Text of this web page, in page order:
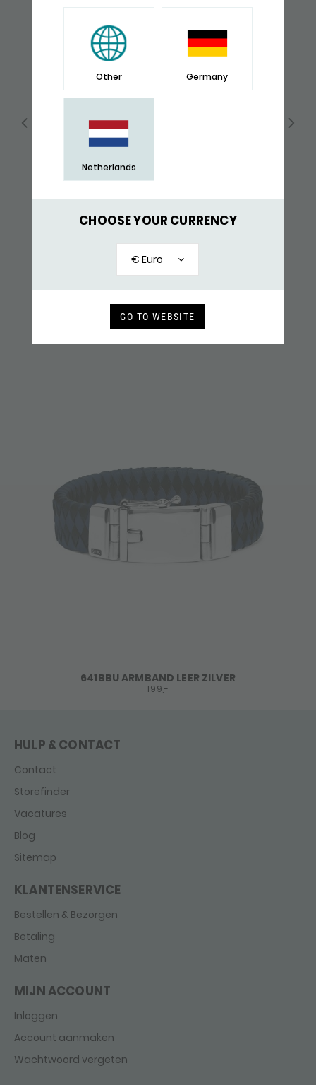
Other Germany
Netherlands
CHOOSE YOUR CURRENCY
€ Euro
GO TO WEBSITE
640BON ZEGELRING
119,-
RECENT BEKEKEN
641BBU ARMBAND LEER ZILVER
199,-
HULP & CONTACT
Contact
Storefinder
Vacatures
Blog
Sitemap
KLANTENSERVICE
Bestellen & Bezorgen
Betaling
Maten
MIJN ACCOUNT
Inloggen
Account aanmaken
Wachtwoord vergeten